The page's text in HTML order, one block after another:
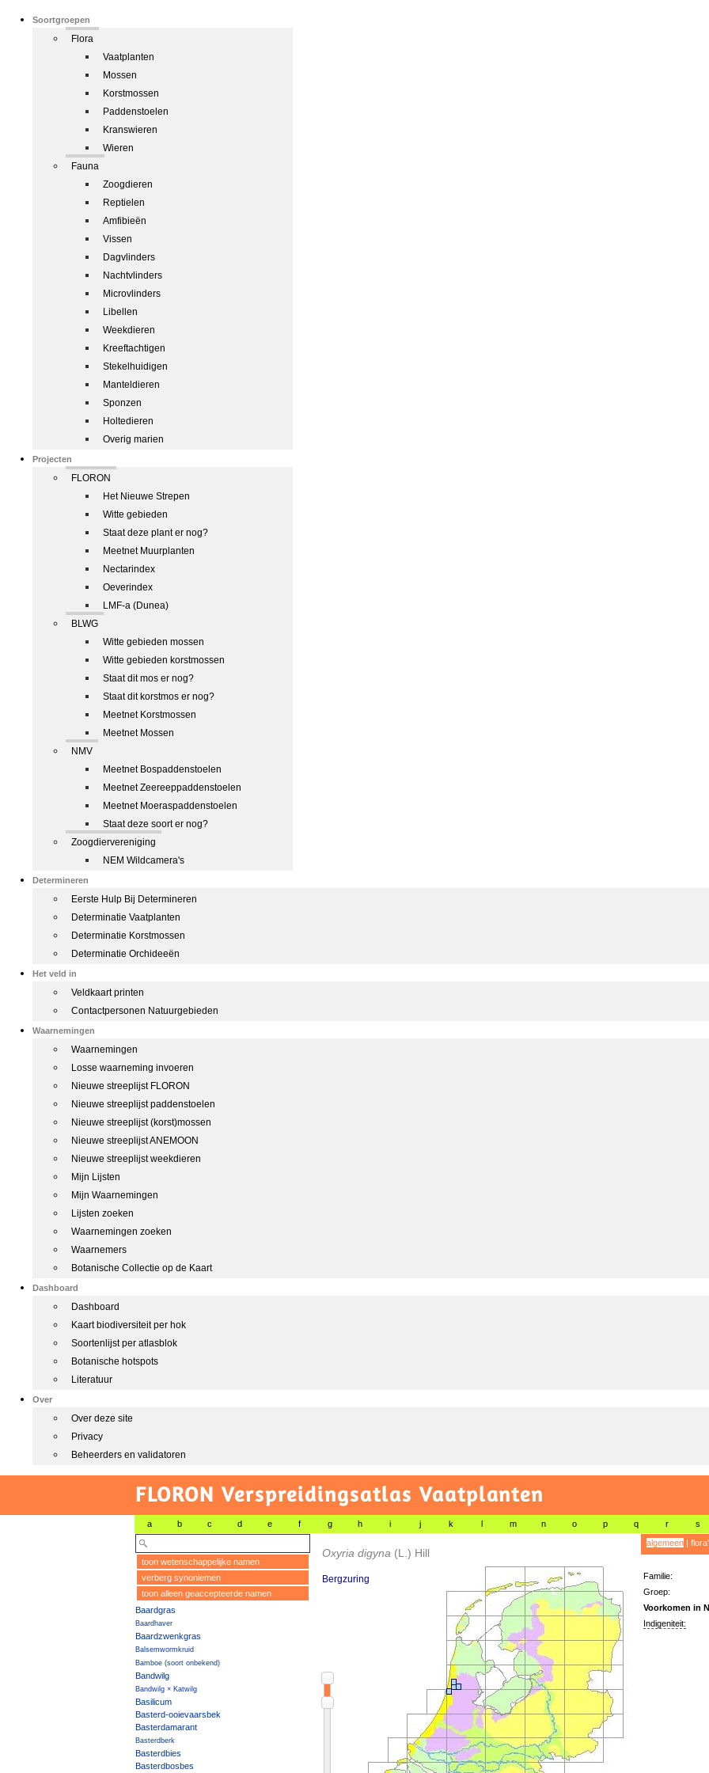
Soortgroepen
Flora
Vaatplanten
Mossen
Korstmossen
Paddenstoelen
Kranswieren
Wieren
Fauna
Zoogdieren
Reptielen
Amfibieën
Vissen
Dagvlinders
Nachtvlinders
Microvlinders
Libellen
Weekdieren
Kreeftachtigen
Stekelhuidigen
Manteldieren
Sponzen
Holtedieren
Overig marien
Projecten
FLORON
Het Nieuwe Strepen
Witte gebieden
Staat deze plant er nog?
Meetnet Muurplanten
Nectarindex
Oeverindex
LMF-a (Dunea)
BLWG
Witte gebieden mossen
Witte gebieden korstmossen
Staat dit mos er nog?
Staat dit korstmos er nog?
Meetnet Korstmossen
Meetnet Mossen
NMV
Meetnet Bospaddenstoelen
Meetnet Zeereeppaddenstoelen
Meetnet Moeraspaddenstoelen
Staat deze soort er nog?
Zoogdiervereniging
NEM Wildcamera's
Determineren
Eerste Hulp Bij Determineren
Determinatie Vaatplanten
Determinatie Korstmossen
Determinatie Orchideeën
Het veld in
Veldkaart printen
Contactpersonen Natuurgebieden
Waarnemingen
Waarnemingen
Losse waarneming invoeren
Nieuwe streeplijst FLORON
Nieuwe streeplijst paddenstoelen
Nieuwe streeplijst (korst)mossen
Nieuwe streeplijst ANEMOON
Nieuwe streeplijst weekdieren
Mijn Lijsten
Mijn Waarnemingen
Lijsten zoeken
Waarnemingen zoeken
Waarnemers
Botanische Collectie op de Kaart
Dashboard
Dashboard
Kaart biodiversiteit per hok
Soortenlijst per atlasblok
Botanische hotspots
Literatuur
Over
Over deze site
Privacy
Beheerders en validatoren
FLORON Verspreidingsatlas Vaatplanten
a b c d e f g h i j k l m n o p q r s
toon wetenschappelijke namen
verberg synoniemen
toon alleen geaccepteerde namen
Baardgras
Baardhaver
Baardzwenkgras
Balsemwormkruid
Bamboe (soort onbekend)
Bandwilg
Bandwilg × Katwilg
Basilicum
Basterd-ooievaarsbek
Basterdamarant
Basterdberk
Basterdbies
Basterdbosbes
Oxyria digyna (L.) Hill
Bergzuring
algemeen|
Familie:
Groep:
Voorkomen in
Indigeniteit: